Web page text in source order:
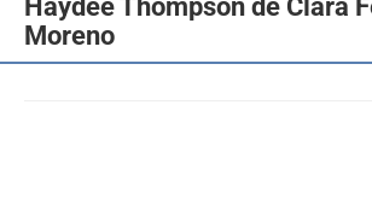
Moreno